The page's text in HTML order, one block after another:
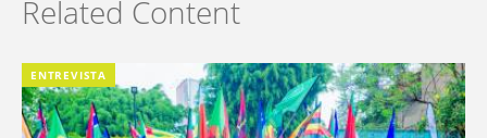
Related Content
ENTREVISTA